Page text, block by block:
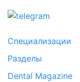
Специализации
Разделы
Dental Magazine